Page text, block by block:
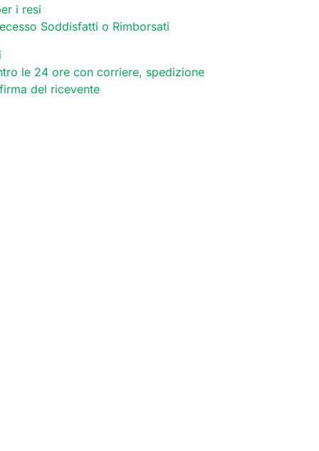
i resi
Soddisfatti o Rimborsati
le 24 ore con corriere, spedizione
del ricevente